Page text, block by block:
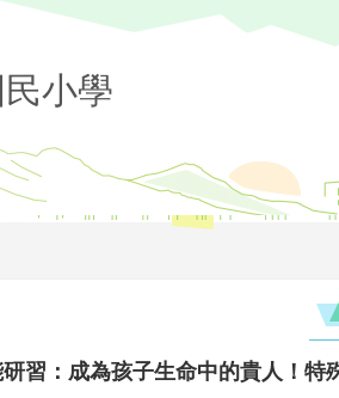
小學
習：成為孩子生命中的貴人！特